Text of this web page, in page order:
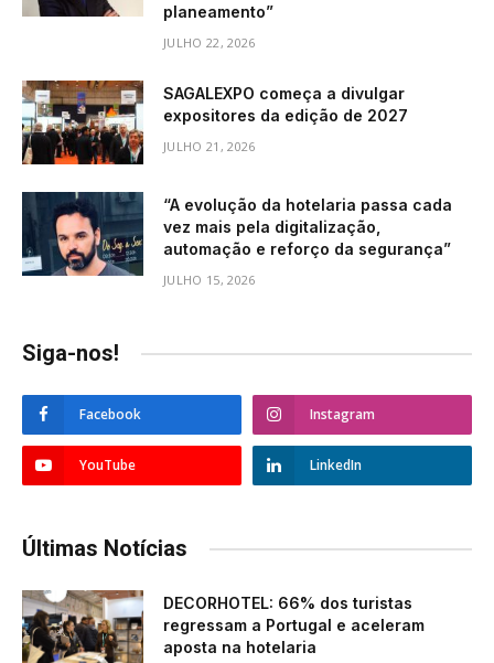
planeamento”
JULHO 22, 2026
SAGALEXPO começa a divulgar
expositores da edição de 2027
JULHO 21, 2026
“A evolução da hotelaria passa cada
vez mais pela digitalização,
automação e reforço da segurança”
JULHO 15, 2026
Siga-nos!
Facebook Instagram
YouTube LinkedIn
Últimas Notícias
DECORHOTEL: 66% dos turistas
regressam a Portugal e aceleram
aposta na hotelaria